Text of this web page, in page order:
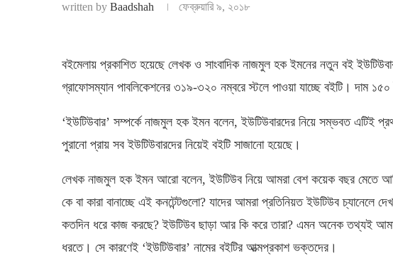
written by Baadshah ফেব্রুয়ারি ৯, ২০১৮
বইমেলায় প্রকাশিত হয়েছে লেখক ও সাংবাদিক নাজমুল হক ইমনের নতুন বই
গ্রাফোসম্যান পাবলিকেশনের ৩১৯-৩২০ নম্বরে স্টলে পাওয়া যাচ্ছে বইটি। দাম ১৫০
‘ইউটিউবার’ সম্পর্কে নাজমুল হক ইমন বলেন, ইউটিউবারদের নিয়ে সম্ভবত এটিই
পুরানো প্রায় সব ইউটিউবারদের নিয়েই বইটি সাজানো হয়েছে।
লেখক নাজমুল হক ইমন আরো বলেন, ইউটিউব নিয়ে আমরা বেশ কয়েক বছর মেতে
কে বা কারা বানাচ্ছে এই কনটেন্টগুলো? যাদের আমরা প্রতিনিয়ত ইউটিউব চ্যানেলে
কতদিন ধরে কাজ করছে? ইউটিউব ছাড়া আর কি করে তারা? এমন অনেক তথ্যই
ধরতে। সে কারণেই ‘ইউটিউবার’ নামের বইটির আত্মপ্রকাশ ভক্তদের।